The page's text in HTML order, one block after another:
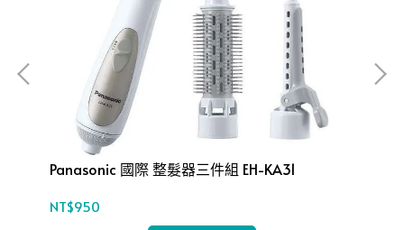
Panasonic 國際 整髮器三件組 EH-KA31
NT$950